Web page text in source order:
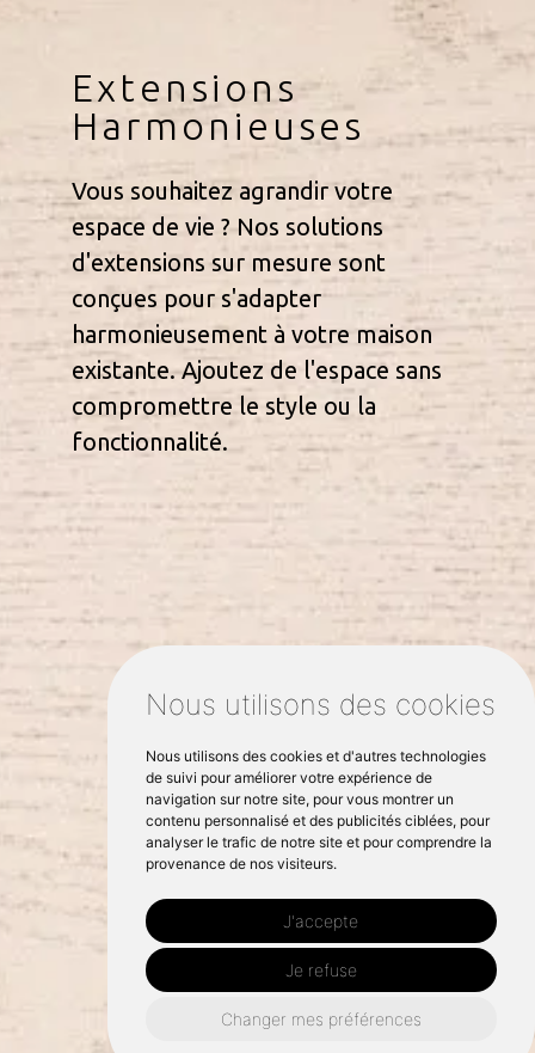
Nous utilisons des cookies
Nous utilisons des cookies et d'autres technologies
de suivi pour améliorer votre expérience de
navigation sur notre site, pour vous montrer un
contenu personnalisé et des publicités ciblées, pour
analyser le trafic de notre site et pour comprendre la
provenance de nos visiteurs.
J'accepte
Je refuse
Changer mes préférences
Extensions
Harmonieuses
Vous souhaitez agrandir votre
espace de vie ? Nos solutions
d'extensions sur mesure sont
conçues pour s'adapter
harmonieusement à votre maison
existante. Ajoutez de l'espace sans
compromettre le style ou la
fonctionnalité.